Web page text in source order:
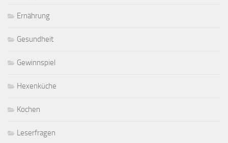
Ernährung
Gesundheit
Gewinnspiel
Hexenküche
Kochen
Leserfragen